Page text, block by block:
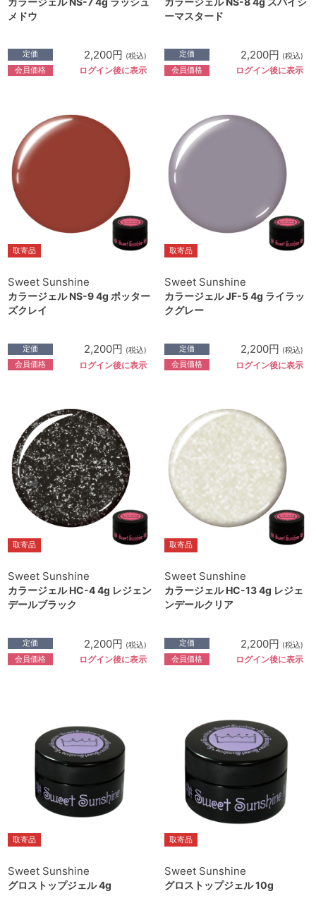
メドウ
定価 2,200円 (税込)
会員価格 ログイン後に表示
ーマスタード
定価 2,200円 (税込)
会員価格 ログイン後に表示
取寄品
Sweet Sunshine
カラージェル NS-9 4g ポッター
ズクレイ
定価 2,200円 (税込)
会員価格 ログイン後に表示
取寄品
Sweet Sunshine
カラージェル JF-5 4g ライラッ
クグレー
定価 2,200円 (税込)
会員価格 ログイン後に表示
取寄品
Sweet Sunshine
カラージェル HC-4 4g レジェン
デールブラック
定価 2,200円 (税込)
会員価格 ログイン後に表示
取寄品
Sweet Sunshine
カラージェル HC-13 4g レジェ
ンデールクリア
定価 2,200円 (税込)
会員価格 ログイン後に表示
取寄品
Sweet Sunshine
グロストップジェル 4g
取寄品
Sweet Sunshine
グロストップジェル 10g